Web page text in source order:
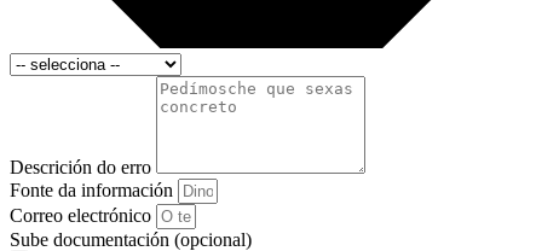
Descrición do erro
Fonte da información
Correo electrónico
Sube documentación (opcional)